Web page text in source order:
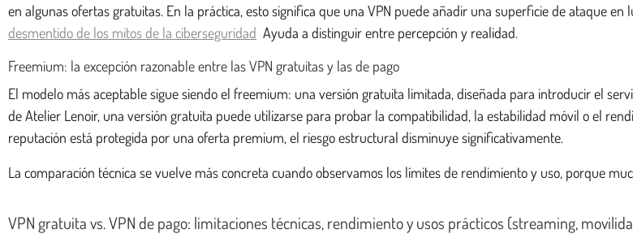
en algunas ofertas gratuitas. En la práctica, esto significa que una VPN puede añadir una superficie de ataque
desmentido de los mitos de la ciberseguridad Ayuda a distinguir entre percepción y realidad.
Freemium: la excepción razonable entre las VPN gratuitas y las de pago
El modelo más aceptable sigue siendo el freemium: una versión gratuita limitada, diseñada para introducir el
de Atelier Lenoir, una versión gratuita puede utilizarse para probar la compatibilidad, la estabilidad móvil o el
reputación está protegida por una oferta premium, el riesgo estructural disminuye significativamente.
La comparación técnica se vuelve más concreta cuando observamos los límites de rendimiento y uso, porque
VPN gratuita vs. VPN de pago: limitaciones técnicas, rendimiento y usos prácticos (streaming,